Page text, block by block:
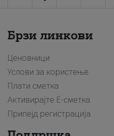
Брзи линкови
Ценовници
Услови за користење
Плати сметка
Активирајте Е-сметка
Припејд регистрација